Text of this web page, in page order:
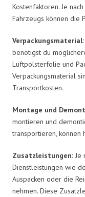
Kostenfaktoren. Je
Fahrzeugs können die
Verpackungsmaterial:
benötigst du
Luftpolsterfolie und
Verpackungsmaterial
Transportkosten.
Montage und
montieren und
transportieren, können
Zusatzleistungen: Je
Dienstleistungen wie
Auspacken oder die
nehmen. Diese